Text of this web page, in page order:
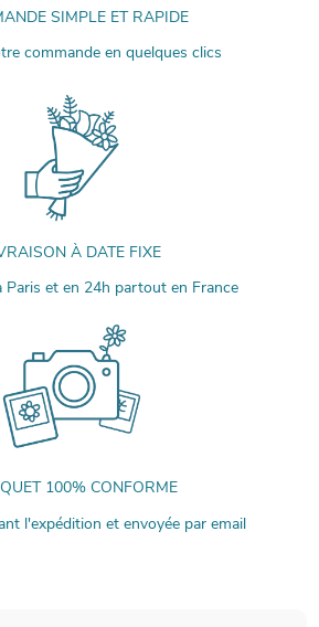
SIMPLE ET RAPIDE
commande en quelques clics
À DATE FIXE
Paris et en 24h partout en France
100% CONFORME
l'expédition et envoyée par email